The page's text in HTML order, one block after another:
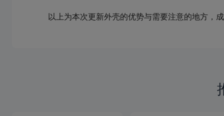
以上为本次更新外壳的优势与需要注意的地方，